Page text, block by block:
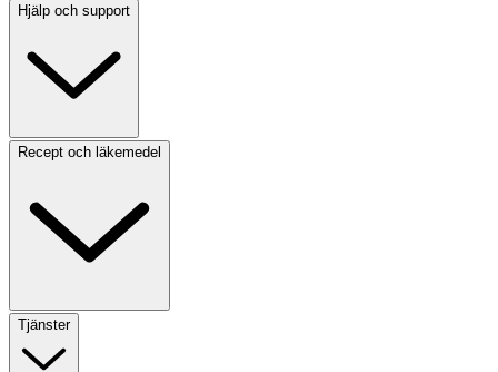
Hjälp och support
Recept och läkemedel
Tjänster